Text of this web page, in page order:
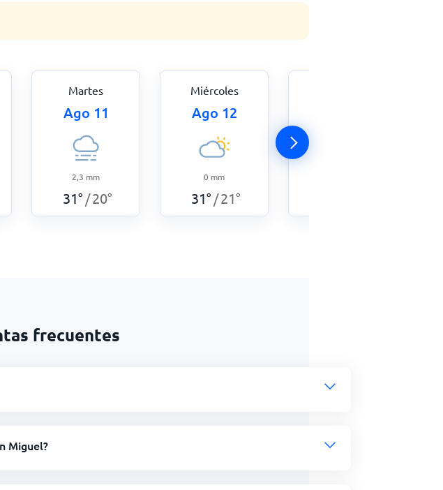
Martes
Ago 11
2,3 mm
31° /20°
Miércoles
Ago 12
0 mm
31° /21°
frecuentes
Miguel?